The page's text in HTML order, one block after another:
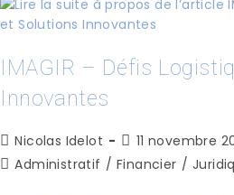
IMAGIR – Défis
Innovantes
Nicolas Idelot
11 novembre
Administratif / Financier /